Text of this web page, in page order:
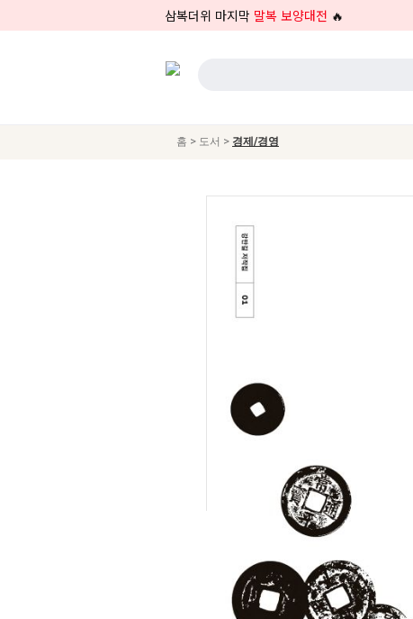
삼복더위 마지막 말복 보양대전 🔥
홈 > 도서 > 경제/경영